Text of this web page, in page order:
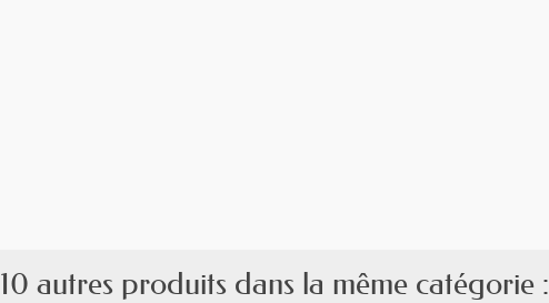
10 autres produits dans la même catégorie :